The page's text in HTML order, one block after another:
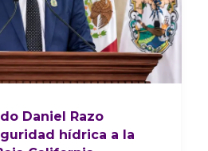
Daniel Razo
hídrica a la